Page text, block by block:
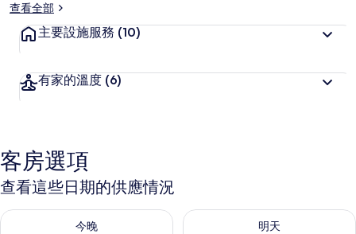
查看全部
主要設施服務 (10)
有家的溫度 (6)
客房選項
查看這些日期的供應情況
今晚
查看今晚 (8月 9 - 8月 10) 的供應情況
明天
查看明天 (8月 10 - 8月 11) 的